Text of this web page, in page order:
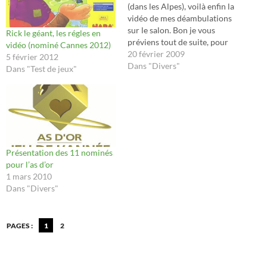
Rick le géant, les régles en
vidéo (nominé Cannes 2012)
5 février 2012
Dans "Test de jeux"
(dans les Alpes), voilà enfin la
vidéo de mes déambulations
sur le salon. Bon je vous
préviens tout de suite, pour
ceux qui y seraient allés, cela
ne présente pas grand intérêt,
20 février 2009
Dans "Divers"
Présentation des 11 nominés
pour l’as d’or
1 mars 2010
Dans "Divers"
PAGES : 1 2